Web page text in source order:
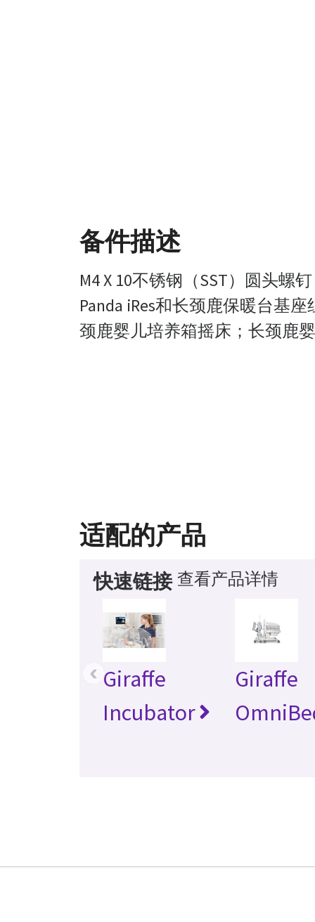
备件描述
M4 X 10不锈钢（SST）圆头螺钉
Panda iRes和长颈鹿保暖台基
颈鹿婴儿培养箱摇床；长颈鹿
适配的产品
快速链接 查看产品详情
Giraffe
Incubator
Giraffe
‹